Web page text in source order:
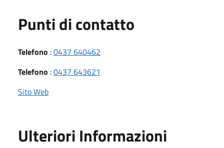
Punti di contatto
Telefono :0437 640462
Telefono :0437 643621
Sito Web
Ulteriori Informazioni